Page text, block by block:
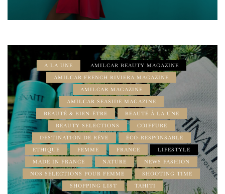
À LA UNE
AMILCAR BEAUTY MAGAZINE
AMILCAR FRENCH RIVIERA MAGAZINE
AMILCAR MAGAZINE
AMILCAR SEASIDE MAGAZINE
BEAUTÉ & BIEN-ÊTRE
BEAUTÉ À LA UNE
BEAUTY SELECTIONS
COIFFURE
DESTINATION DE RÊVE
ÉCO-RESPONSABLE
ETHIQUE
FEMME FRANCE
LIFESTYLE
MADE IN FRANCE
NATURE
NEWS FASHION
NOS SÉLECTIONS POUR FEMME
SHOOTING TIME
SHOPPING LIST
TAHITI